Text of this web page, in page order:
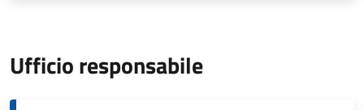
Ufficio responsabile